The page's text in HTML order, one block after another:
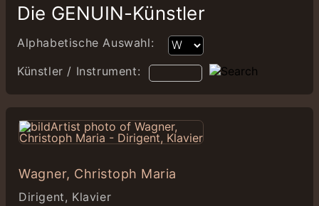
Die GENUIN-Künstler
Alphabetische Auswahl:
Künstler / Instrument:
Wagner, Christoph Maria
Dirigent, Klavier